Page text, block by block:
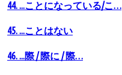
44. ...ことになっている/こ…
45. ...ことはない
46. ...際 / 際に / 際…